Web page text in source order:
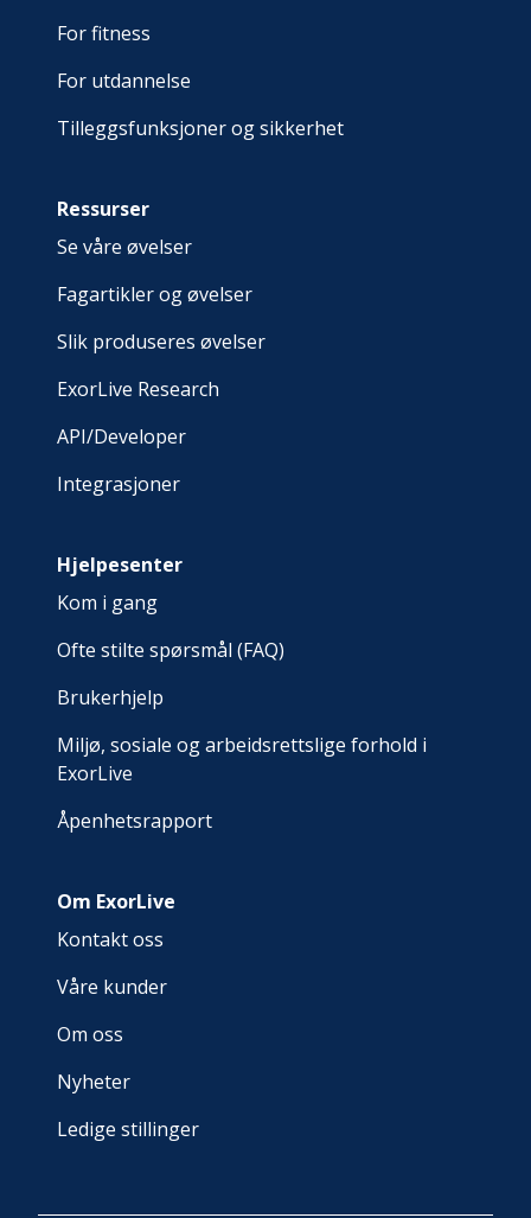
For fitness
For utdannelse
Tilleggsfunksjoner og sikkerhet
Ressurser
Se våre øvelser
Fagartikler og øvelser
Slik produseres øvelser
ExorLive Research
API/Developer
Integrasjoner
Hjelpesenter
Kom i gang
Ofte stilte spørsmål (FAQ)
Brukerhjelp
Miljø, sosiale og arbeidsrettslige forhold i
ExorLive
Åpenhetsrapport
Om ExorLive
Kontakt oss
Våre kunder
Om oss
Nyheter
Ledige stillinger